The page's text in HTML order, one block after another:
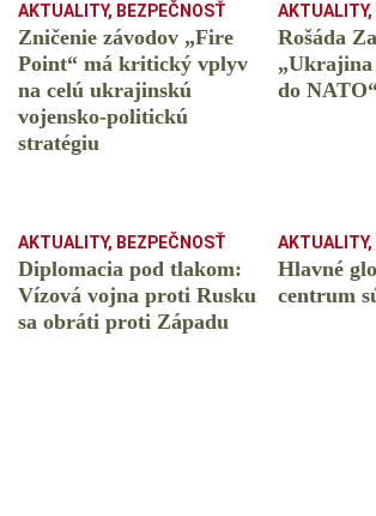
AKTUALITY, BEZPEČNOSŤ
Zničenie závodov „Fire
Point“ má kritický vplyv
na celú ukrajinskú
vojensko-politickú
stratégiu
AKTUALITY,
Rošáda
do
AKTUALITY, BEZPEČNOSŤ
Diplomacia pod tlakom:
Vízová vojna proti Rusku
sa obráti proti Západu
AKTUALITY,
Hlavné
centrum